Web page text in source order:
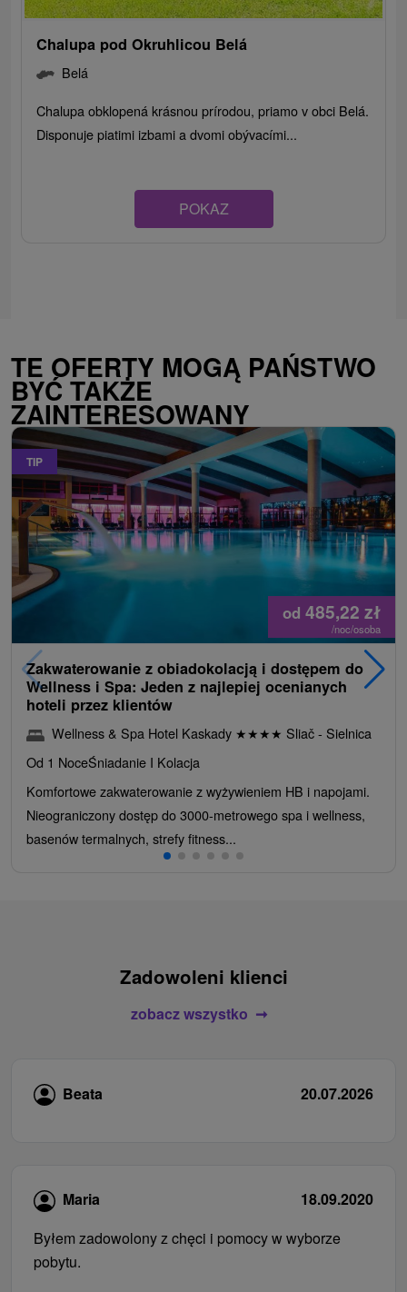
Chalupa pod Okruhlicou Belá
Belá
Chalupa obklopená krásnou prírodou, priamo v obci Belá.
Disponuje piatimi izbami a dvomi obývacími...
POKAZ
TE OFERTY MOGĄ PAŃSTWO
BYĆ TAKŻE
ZAINTERESOWANY
TIP
od 485,22 zł
/noc/osoba
Zakwaterowanie z obiadokolacją i dostępem do
Wellness i Spa: Jeden z najlepiej ocenianych
hoteli przez klientów
Wellness & Spa Hotel Kaskady ★★★★ Sliač - Sielnica
Od 1 NoceŚniadanie I Kolacja
Komfortowe zakwaterowanie z wyżywieniem HB i napojami.
Nieograniczony dostęp do 3000-metrowego spa i wellness,
basenów termalnych, strefy fitness...
Zadowoleni klienci
zobacz wszystko
Beata 20.07.2026
Maria
18.09.2020
Byłem zadowolony z chęci i pomocy w wyborze
pobytu.